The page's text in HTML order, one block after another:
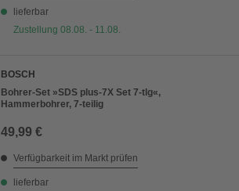
lieferbar
Zustellung 08.08. - 11.08.
BOSCH
Bohrer-Set »SDS plus-7X Set 7-tlg«,
Hammerbohrer, 7-teilig
49,99 €
Verfügbarkeit im Markt prüfen
lieferbar